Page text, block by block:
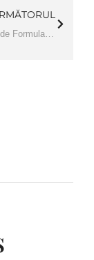
Marele Premiu de Formula 1 de la Las Vegas 2023